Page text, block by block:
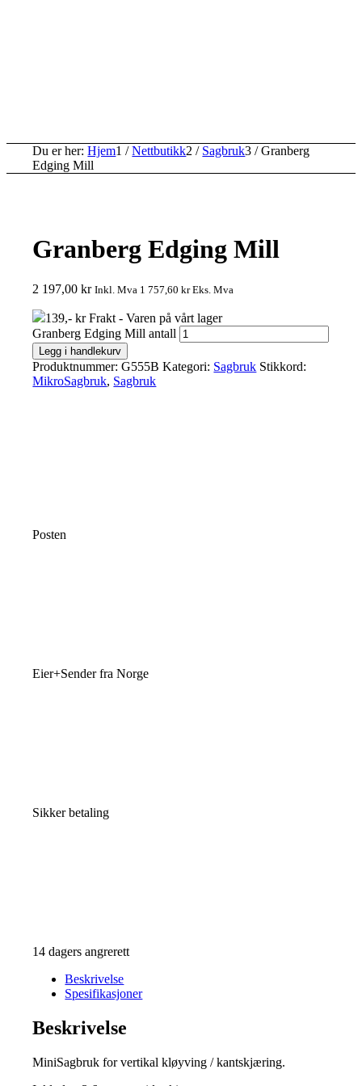
Du er her: Hjem1 / Nettbutikk2 / Sagbruk3 / Granberg
Edging Mill
Granberg Edging Mill
2 197,00kr Inkl. Mva 1 757,60krEks. Mva
139,- kr Frakt - Varen på vårt lager
Granberg Edging Mill antall
Legg i handlekurv
Produktnummer:G555B Kategori: Sagbruk Stikkord:
MikroSagbruk, Sagbruk
Posten
Eier+Sender fra Norge
Sikker betaling
14 dagers angrerett
Beskrivelse
Spesifikasjoner
Beskrivelse
MiniSagbruk for vertikal kløyving / kantskjæring.